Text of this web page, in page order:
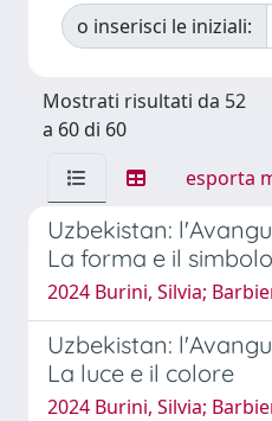
o inserisci le iniziali:
Mostrati risultati da 52
a 60 di 60
esporta
Uzbekistan:
La forma e il simbolo
2024 Burini, Silvia;
Uzbekistan:
La luce e il colore
2024 Burini, Silvia;